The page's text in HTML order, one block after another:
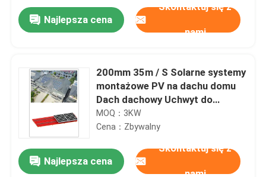
Najlepsza cena
Skontaktuj się z
nami
200mm 35m / S Solarne systemy
montażowe PV na dachu domu
Dach dachowy Uchwyt do
montażu słonecznego MRA1
MOQ：3KW
Cena：Zbywalny
Najlepsza cena
Skontaktuj się z
nami